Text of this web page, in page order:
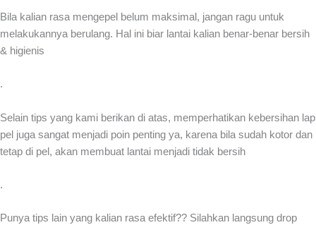
Bila kalian rasa mengepel belum maksimal, jangan ragu untuk
melakukannya berulang. Hal ini biar lantai kalian benar-benar bersih
& higienis
.
Selain tips yang kami berikan di atas, memperhatikan kebersihan lap
pel juga sangat menjadi poin penting ya, karena bila sudah kotor dan
tetap di pel, akan membuat lantai menjadi tidak bersih
.
Punya tips lain yang kalian rasa efektif?? Silahkan langsung drop